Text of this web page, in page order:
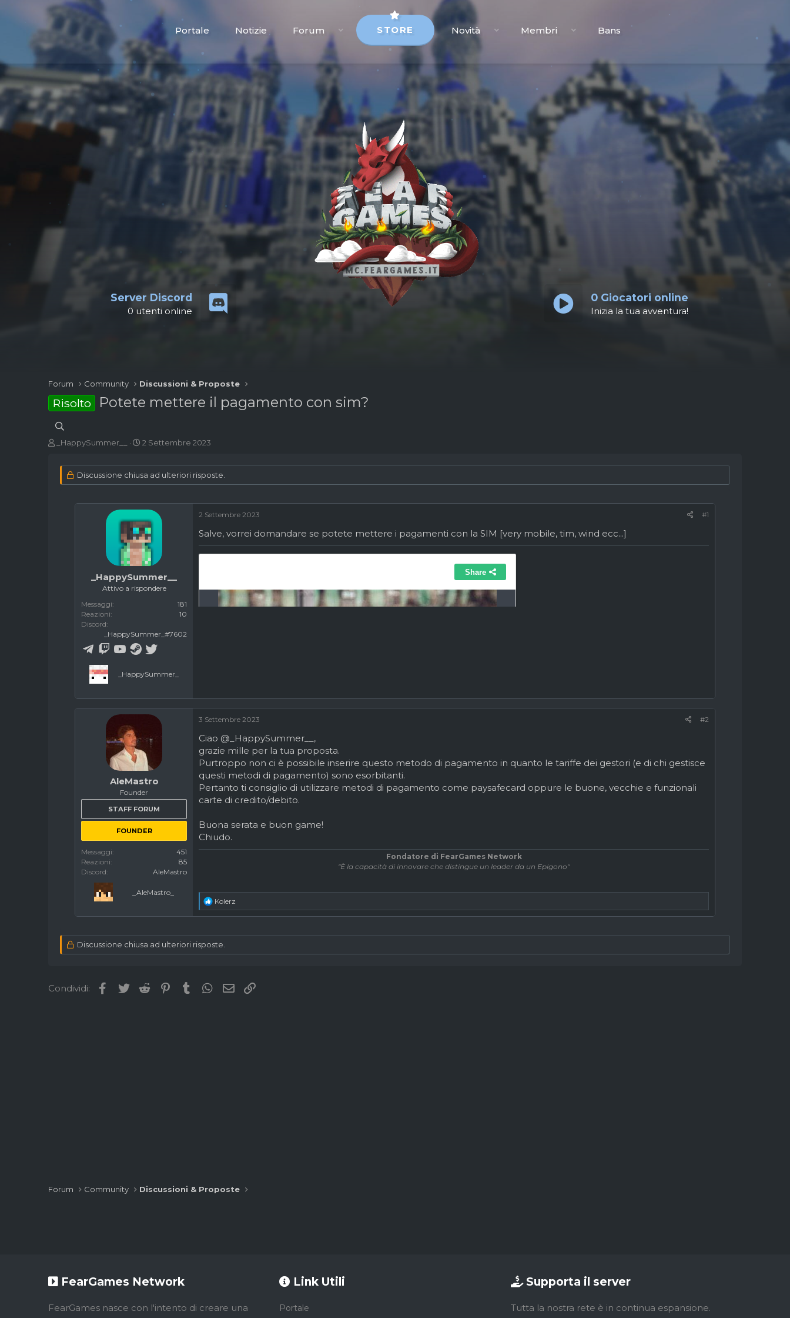
Portale Notizie Forum STORE Novità Membri Bans
Server Discord
0 utenti online
0 Giocatori online
Inizia la tua avventura!
Forum Community Discussioni & Proposte
Risolto Potete mettere il pagamento con sim?
_HappySummer__
D
a
d
i
i
z
i
2 Settembre 2023
Discussione chiusa ad ulteriori risposte.
_HappySummer__
Attivo a rispondere
Messaggi
181
Reazioni
10
Discord
_HappySummer_#7602
_HappySummer_
2 Settembre 2023 #1
Salve, vorrei domandare se potete mettere i pagamenti con la SIM [very mobile, tim, wind ecc...]
FORZA CATANIA!
AleMastro
Founder
STAFF FORUM
FOUNDER
Messaggi
451
Reazioni
85
Discord
AleMastro
_AleMastro_
3 Settembre 2023 #2
Ciao @_HappySummer__ ,
grazie mille per la tua proposta.
Purtroppo non ci è possibile inserire questo metodo di pagamento in quanto le tariffe dei gestori (e di chi gestisce
questi metodi di pagamento) sono esorbitanti.
Pertanto ti consiglio di utilizzare metodi di pagamento come paysafecard oppure le buone, vecchie e funzionali
carte di credito/debito.
Buona serata e buon game!
Chiudo.
Fondatore di FearGames Network
"È la capacità di innovare che distingue un leader da un Epigono"
R
e
t
Kolerz
Discussione chiusa ad ulteriori risposte.
Condividi: Facebook
TwitterReddit PinterestTumblrWhatsApp
Email
Forum Community Discussioni & Proposte
FearGames Network
FearGames nasce con l'intento di creare una
Link Utili
Portale
Supporta il server
Tutta la nostra rete è in continua espansione.